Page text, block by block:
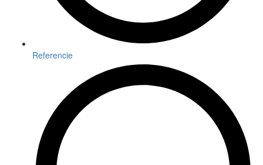
Referencie